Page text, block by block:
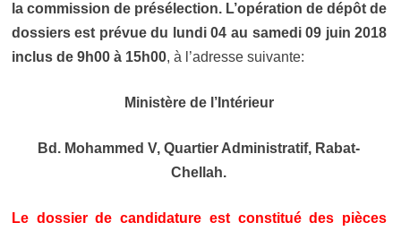
la commission de présélection. L’opération de dépôt de
dossiers est prévue du lundi 04 au samedi 09 juin 2018
inclus de 9h00 à 15h00, à l’adresse suivante:
Ministère de l’Intérieur
Bd. Mohammed V, Quartier Administratif, Rabat-
Chellah.
Le dossier de candidature est constitué des pièces